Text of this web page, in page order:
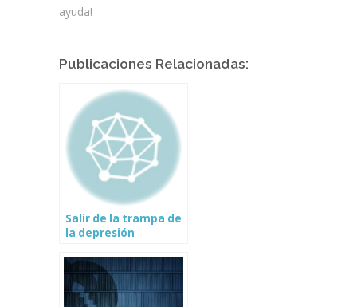
ayuda!
Publicaciones Relacionadas:
Salir de la trampa de
la depresión